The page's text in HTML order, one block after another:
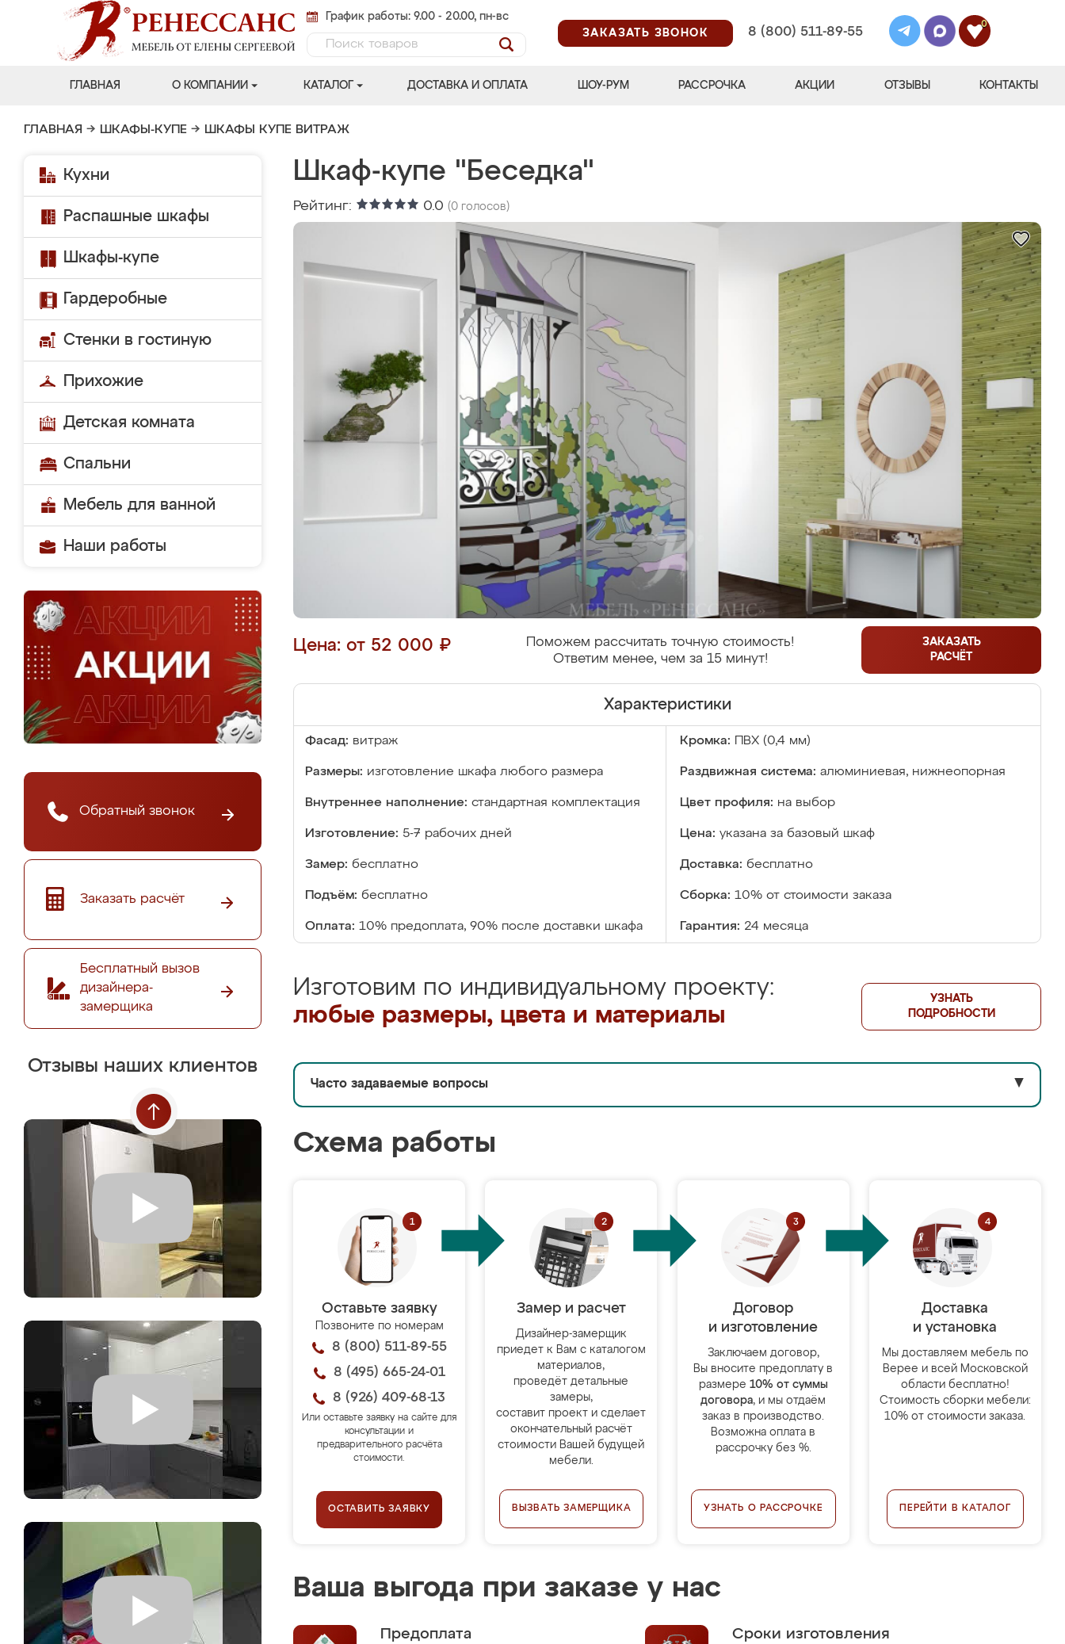
График работы: 9.00 - 20.00, пн-вс
ЗАКАЗАТЬ ЗВОНОК
8 (800) 511-89-55
0
ГЛАВНАЯ О КОМПАНИИ КАТАЛОГ ДОСТАВКА И ОПЛАТА ШОУ-РУМ РАССРОЧКА АКЦИИ ОТЗЫВЫ КОНТАКТЫ
ГЛАВНАЯ → ШКАФЫ-КУПЕ → ШКАФЫ КУПЕ ВИТРАЖ
Кухни
Распашные шкафы
Шкафы-купе
Гардеробные
Стенки в гостиную
Прихожие
Детская комната
Спальни
Мебель для ванной
Наши работы
Обратный звонок
Заказать расчёт
Бесплатный вызов
дизайнера-
замерщика
Отзывы наших клиентов
Шкаф-купе "Беседка"
Рейтинг: 0.0 (0 голосов)
Цена: от 52 000 ₽
Поможем рассчитать точную стоимость!
Ответим менее, чем за 15 минут!
ЗАКАЗАТЬ
РАСЧЁТ
Характеристики
Фасад: витраж Кромка: ПВХ (0,4 мм)
Размеры: изготовление шкафа любого размера Раздвижная система: алюминиевая, нижнеопорная
Внутреннее наполнение: стандартная комплектация Цвет профиля: на выбор
Изготовление: 5-7 рабочих дней Цена: указана за базовый шкаф
Замер: бесплатно Доставка: бесплатно
Подъём: бесплатно Сборка: 10% от стоимости заказа
Оплата: 10% предоплата, 90% после доставки шкафа Гарантия: 24 месяца
Изготовим по индивидуальному проекту:
любые размеры, цвета и материалы
УЗНАТЬ
ПОДРОБНОСТИ
Часто задаваемые вопросы ▼
Схема работы
Оставьте заявку
Позвоните по номерам
8 (800) 511-89-55
8 (495) 665-24-01
8 (926) 409-68-13
Или оставьте заявку на сайте для
консультации и
предварительного расчёта
стоимости.
ОСТАВИТЬ ЗАЯВКУ
Замер и расчет
Дизайнер-замерщик
приедет к Вам с каталогом
материалов,
проведёт детальные
замеры,
составит проект и сделает
окончательный расчёт
стоимости Вашей будущей
мебели.
ВЫЗВАТЬ ЗАМЕРЩИКА
Договор
и изготовление
Заключаем договор,
Вы вносите предоплату в
размере 10% от суммы
договора, и мы отдаём
заказ в производство.
Возможна оплата в
рассрочку без %.
УЗНАТЬ О РАССРОЧКЕ
Доставка
и установка
Мы доставляем мебель по
Верее и всей Московской
области бесплатно!
Стоимость сборки мебели:
10% от стоимости заказа.
ПЕРЕЙТИ В КАТАЛОГ
Ваша выгода при заказе у нас
Предоплата
Сроки изготовления